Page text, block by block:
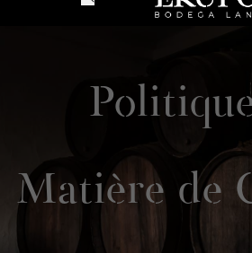
Matière de